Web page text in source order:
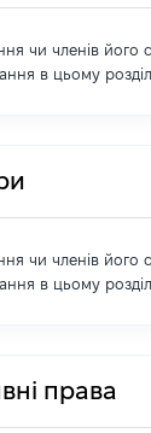
чи членів його
в цьому
чи членів його
в цьому
права